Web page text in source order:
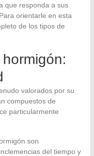
que responda a sus
orientarle en esta
de los tipos de
valorados por su
compuestos de
particularmente
son
del tiempo y